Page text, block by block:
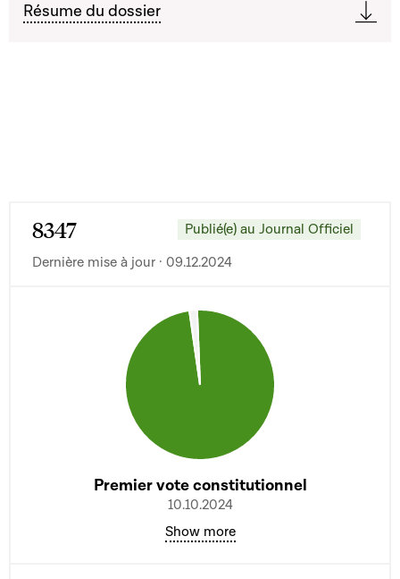
Résume du dossier
8347
Publié(e) au Journal Officiel
Dernière mise à jour · 09.12.2024
Premier vote constitutionnel
10.10.2024
Show more